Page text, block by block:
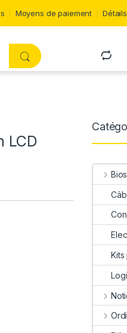
Moyens de paiement
LCD
Bios